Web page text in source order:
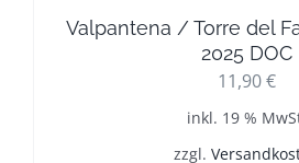
Valpantena / Torre del
2025 DOC
11,90€
inkl. 19 %
zzgl.